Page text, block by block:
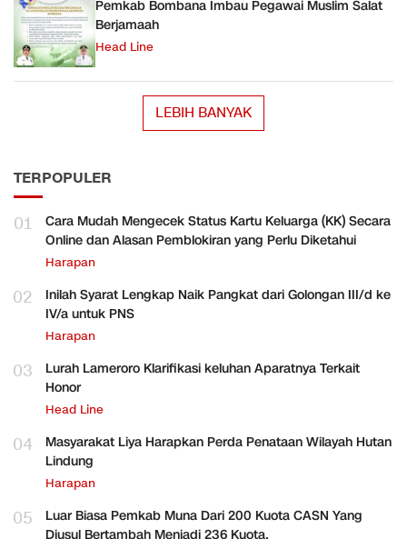
Pemkab Bombana Imbau Pegawai Muslim Salat
Berjamaah
Head Line
LEBIH BANYAK
TERPOPULER
01
Cara Mudah Mengecek Status Kartu Keluarga (KK) Secara
Online dan Alasan Pemblokiran yang Perlu Diketahui
Harapan
02
Inilah Syarat Lengkap Naik Pangkat dari Golongan III/d ke
IV/a untuk PNS
Harapan
03
Lurah Lameroro Klarifikasi keluhan Aparatnya Terkait
Honor
Head Line
04
Masyarakat Liya Harapkan Perda Penataan Wilayah Hutan
Lindung
Harapan
05
Luar Biasa Pemkab Muna Dari 200 Kuota CASN Yang
Diusul Bertambah Menjadi 236 Kuota.